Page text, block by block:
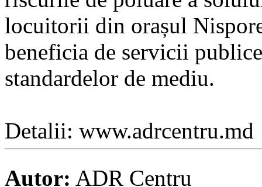
locuitorii din orașul
beneficia de servicii
standardelor de mediu.
Detalii: www.adrcentru.md
Autor: ADR Centru